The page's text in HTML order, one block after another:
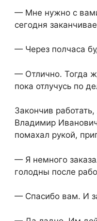
— Мне нужно с
сегодня
— Через полчаса
— Отлично. Тогда
пока отлучусь по
Закончив
Владимир
помахал рукой,
— Я немного
голодны после
— Спасибо вам. И